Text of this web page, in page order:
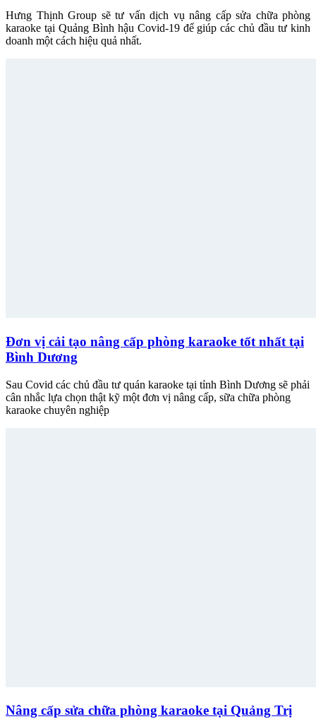
Hưng Thịnh Group sẽ tư vấn dịch vụ nâng cấp sửa chữa phòng
karaoke tại Quảng Bình hậu Covid-19 để giúp các chủ đầu tư kinh
doanh một cách hiệu quả nhất.
Đơn vị cải tạo nâng cấp phòng karaoke tốt nhất tại
Bình Dương
Sau Covid các chủ đầu tư quán karaoke tại tỉnh Bình Dương sẽ phải
cân nhắc lựa chọn thật kỹ một đơn vị nâng cấp, sữa chữa phòng
karaoke chuyên nghiệp
Nâng cấp sửa chữa phòng karaoke tại Quảng Trị